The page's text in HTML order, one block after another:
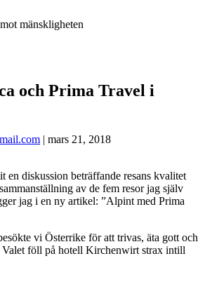
mänskligheten
och Prima Travel i
| mars 21, 2018
en diskussion beträffande resans kvalitet
av de fem resor jag själv
jag i en ny artikel: ”Alpint med Prima
vi Österrike för att trivas, äta gott och
Valet föll på hotell Kirchenwirt strax intill